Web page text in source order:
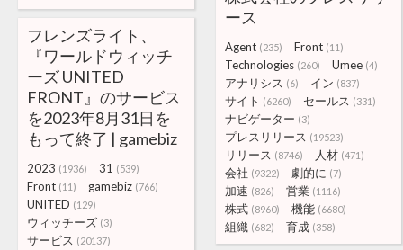
ース
Agent (235) Front (11)
Technologies (260) Umee (4)
アナリシス (6) イン (837)
サイト (6260) セールス (331)
ナビゲーター (3)
プレスリリース (19523)
リリース (8746) 人材 (471)
会社 (9322) 劇的に (7)
加速 (826) 営業 (1116)
株式 (8960) 機能 (6680)
組織 (682) 育成 (358)
フレンズライト、
『ワールドウィッチ
ーズ UNITED
FRONT』のサービス
を2023年8月31日を
もって終了 | gamebiz
2023 (1936) 31 (539)
Front (11) gamebiz (766)
UNITED (129)
ウィッチーズ (3)
サービス (20137)